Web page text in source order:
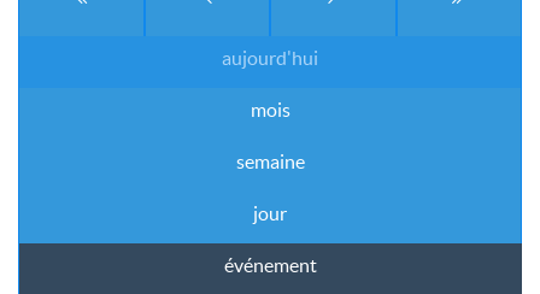
aujourd'hui
mois
semaine
jour
événement